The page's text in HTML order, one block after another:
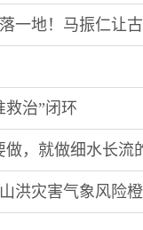
一地！马振仁让
救治”闭环
，就做细水长流
洪灾害气象风险